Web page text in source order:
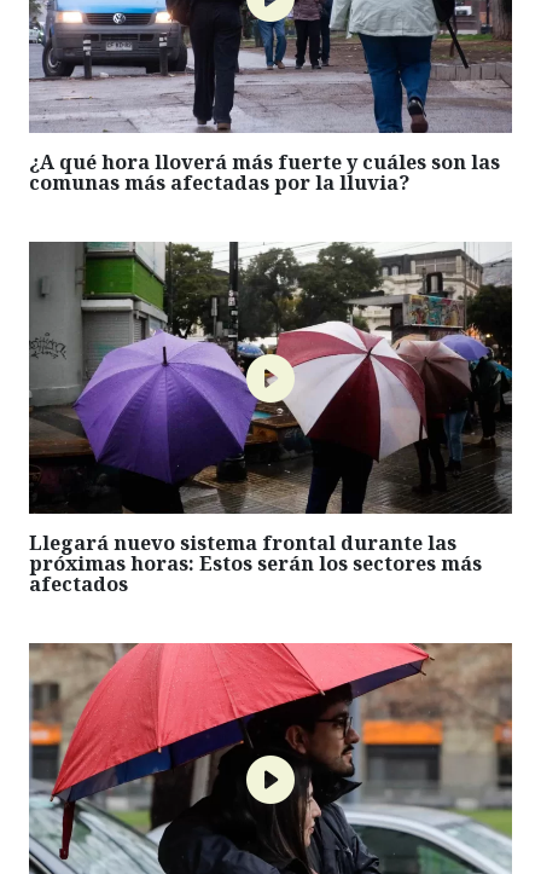
¿A qué hora lloverá más fuerte y cuáles son las
comunas más afectadas por la lluvia?
Llegará nuevo sistema frontal durante las
próximas horas: Estos serán los sectores más
afectados